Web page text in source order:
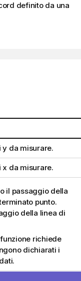
definito da una
y da misurare.
x da misurare.
il passaggio della
punto.
della linea di
richiede
dichiarati i